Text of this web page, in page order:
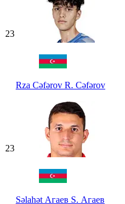
23
Rza Cəfərov R. Cəfərov
23
Səlahət Агаев S. Агаев